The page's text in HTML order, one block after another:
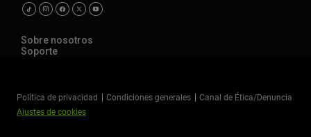
Sobre nosotros
Soporte
Política de privacidad Condiciones generales
Canal de Ética/Denuncia
Ajustes de cookies